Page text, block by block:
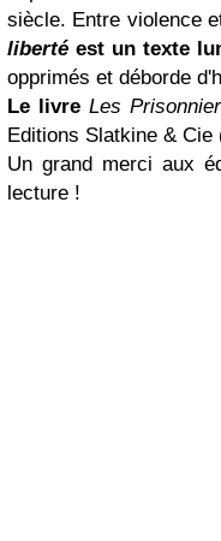
siècle. Entre violence
liberté est un texte
opprimés et déborde
Le livre Les
Editions Slatkine & Cie
Un grand merci aux
lecture !